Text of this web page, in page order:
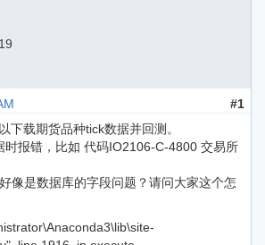
#1
下载期货品种tick数据并回测。
时报错，比如 代码IO2106-C-4800 交易所
像是数据库的字段问题？请问大家这个怎